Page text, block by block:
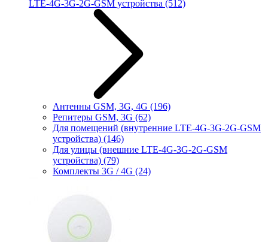
LTE-4G-3G-2G-GSM устройства (512)
Антенны GSM, 3G, 4G (196)
Репитеры GSM, 3G (62)
Для помещений (внутренние LTE-4G-3G-2G-GSM
устройства) (146)
Для улицы (внешние LTE-4G-3G-2G-GSM
устройства) (79)
Комплекты 3G / 4G (24)